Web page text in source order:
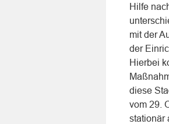
Hilfe
mit der
der
Hierbei
diese
vom 29.
stationär